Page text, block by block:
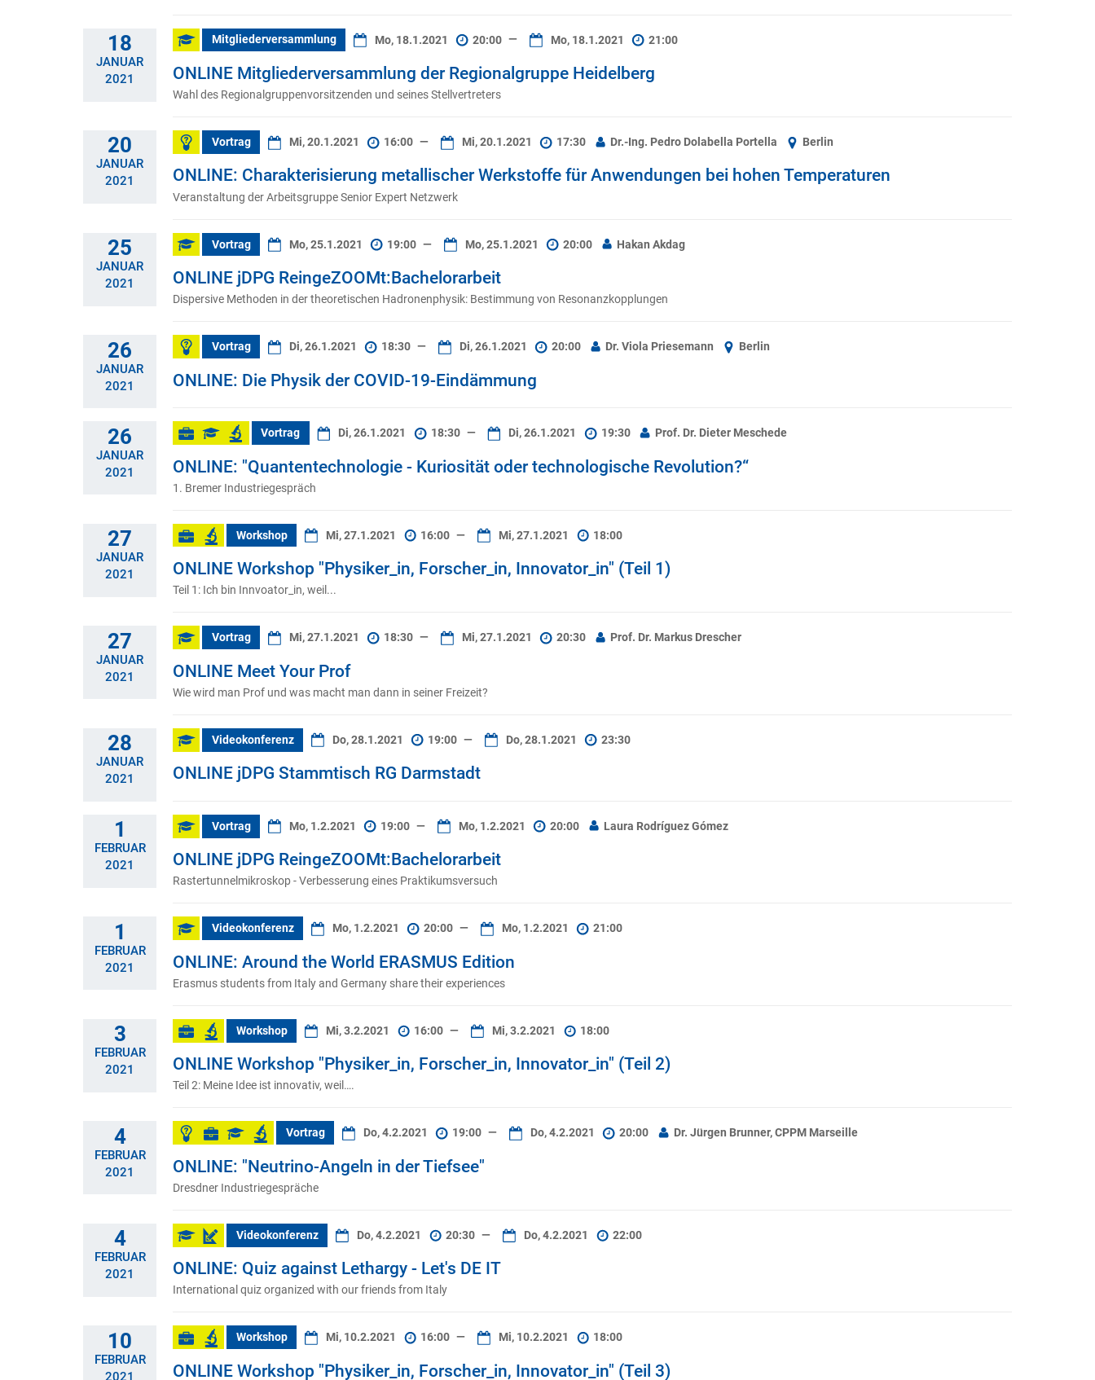
18
JANUAR
2021
Mitgliederversammlung Mo, 18.1.2021 20:00 — Mo, 18.1.2021 21:00
ONLINE Mitgliederversammlung der Regionalgruppe Heidelberg
Wahl des Regionalgruppenvorsitzenden und seines Stellvertreters
20
JANUAR
2021
Vortrag Mi, 20.1.2021 16:00 — Mi, 20.1.2021 17:30 Dr.-Ing. Pedro Dolabella Portella Berlin
ONLINE: Charakterisierung metallischer Werkstoffe für Anwendungen bei hohen Temperaturen
Veranstaltung der Arbeitsgruppe Senior Expert Netzwerk
25
JANUAR
2021
Vortrag Mo, 25.1.2021 19:00 — Mo, 25.1.2021 20:00 Hakan Akdag
ONLINE jDPG ReingeZOOMt:Bachelorarbeit
Dispersive Methoden in der theoretischen Hadronenphysik: Bestimmung von Resonanzkopplungen
26
JANUAR
2021
Vortrag Di, 26.1.2021 18:30 — Di, 26.1.2021 20:00 Dr. Viola Priesemann Berlin
ONLINE: Die Physik der COVID-19-Eindämmung
26
JANUAR
2021
Vortrag Di, 26.1.2021 18:30 — Di, 26.1.2021 19:30 Prof. Dr. Dieter Meschede
ONLINE: "Quantentechnologie - Kuriosität oder technologische Revolution?“
1. Bremer Industriegespräch
27
JANUAR
2021
Workshop Mi, 27.1.2021 16:00 — Mi, 27.1.2021 18:00
ONLINE Workshop "Physiker_in, Forscher_in, Innovator_in" (Teil 1)
Teil 1: Ich bin Innvoator_in, weil...
27
JANUAR
2021
Vortrag Mi, 27.1.2021 18:30 — Mi, 27.1.2021 20:30 Prof. Dr. Markus Drescher
ONLINE Meet Your Prof
Wie wird man Prof und was macht man dann in seiner Freizeit?
28
JANUAR
2021
Videokonferenz Do, 28.1.2021 19:00 — Do, 28.1.2021 23:30
ONLINE jDPG Stammtisch RG Darmstadt
1
FEBRUAR
2021
Vortrag Mo, 1.2.2021 19:00 — Mo, 1.2.2021 20:00 Laura Rodríguez Gómez
ONLINE jDPG ReingeZOOMt:Bachelorarbeit
Rastertunnelmikroskop - Verbesserung eines Praktikumsversuch
1
FEBRUAR
2021
Videokonferenz Mo, 1.2.2021 20:00 — Mo, 1.2.2021 21:00
ONLINE: Around the World ERASMUS Edition
Erasmus students from Italy and Germany share their experiences
3
FEBRUAR
2021
Workshop Mi, 3.2.2021 16:00 — Mi, 3.2.2021 18:00
ONLINE Workshop "Physiker_in, Forscher_in, Innovator_in" (Teil 2)
Teil 2: Meine Idee ist innovativ, weil….
4
FEBRUAR
2021
Vortrag Do, 4.2.2021 19:00 — Do, 4.2.2021 20:00 Dr. Jürgen Brunner, CPPM Marseille
ONLINE: "Neutrino-Angeln in der Tiefsee"
Dresdner Industriegespräche
4
FEBRUAR
2021
Videokonferenz Do, 4.2.2021 20:30 — Do, 4.2.2021 22:00
ONLINE: Quiz against Lethargy - Let's DE IT
International quiz organized with our friends from Italy
10
FEBRUAR
2021
Workshop Mi, 10.2.2021 16:00 — Mi, 10.2.2021 18:00
ONLINE Workshop "Physiker_in, Forscher_in, Innovator_in" (Teil 3)